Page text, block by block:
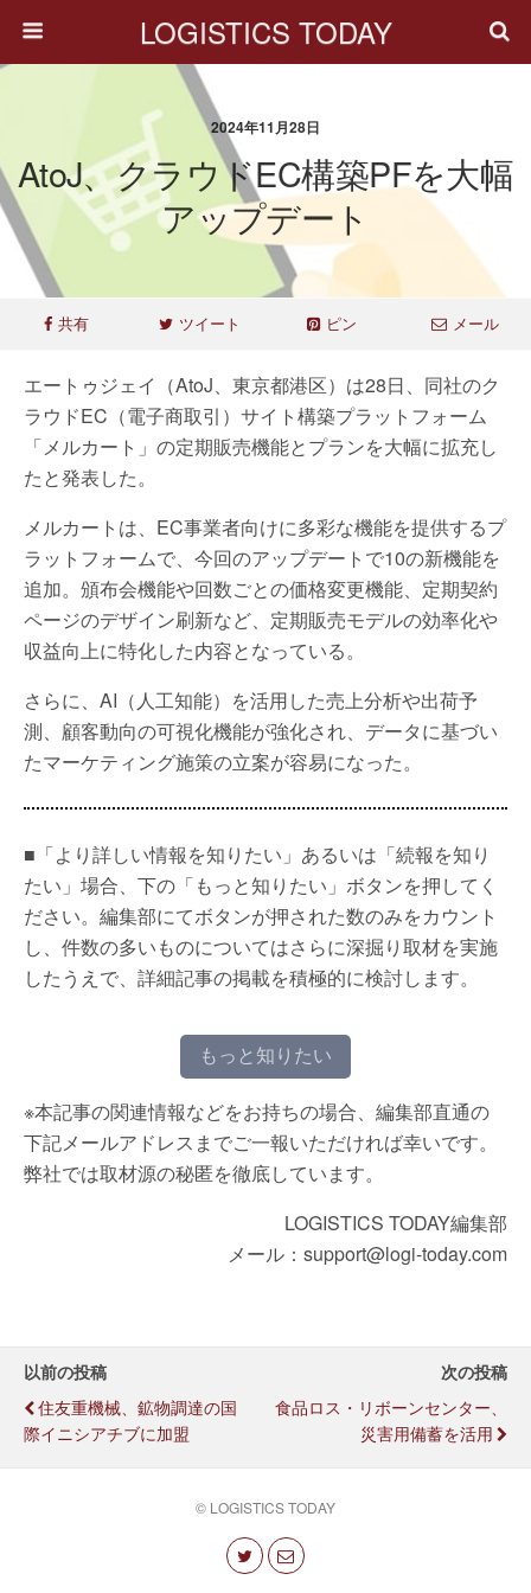
LOGISTICS TODAY
2024年11月28日
AtoJ、クラウドEC構築PFを大幅
アップデート
共有 ツイート ピン メール
エートゥジェイ（AtoJ、東京都港区）は28日、同社のク
ラウドEC（電子商取引）サイト構築プラットフォーム
「メルカート」の定期販売機能とプランを大幅に拡充し
たと発表した。
メルカートは、EC事業者向けに多彩な機能を提供するプ
ラットフォームで、今回のアップデートで10の新機能を
追加。頒布会機能や回数ごとの価格変更機能、定期契約
ページのデザイン刷新など、定期販売モデルの効率化や
収益向上に特化した内容となっている。
さらに、AI（人工知能）を活用した売上分析や出荷予
測、顧客動向の可視化機能が強化され、データに基づい
たマーケティング施策の立案が容易になった。
■「より詳しい情報を知りたい」あるいは「続報を知り
たい」場合、下の「もっと知りたい」ボタンを押してく
ださい。編集部にてボタンが押された数のみをカウント
し、件数の多いものについてはさらに深掘り取材を実施
したうえで、詳細記事の掲載を積極的に検討します。
もっと知りたい
※本記事の関連情報などをお持ちの場合、編集部直通の
下記メールアドレスまでご一報いただければ幸いです。
弊社では取材源の秘匿を徹底しています。
LOGISTICS TODAY編集部
メール：support@logi-today.com
以前の投稿
住友重機械、鉱物調達の国
際イニシアチブに加盟
次の投稿
食品ロス・リボーンセンター、
災害用備蓄を活用
© LOGISTICS TODAY